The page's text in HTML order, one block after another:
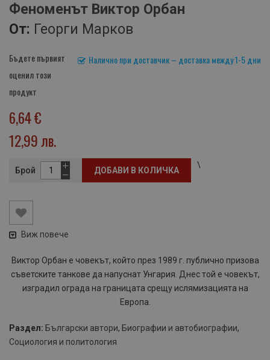
Феноменът Виктор Орбан
От: Георги Марков
Налично при доставчик – доставка между 1-5 дни
Бъдете първият
оценил този
продукт
6,64 €
12,99 лв.
Брой ДОБАВИ В КОЛИЧКА
\
Виж повече
Виктор Орбан е човекът, който през 1989 г. публично призова
съветските танкове да напуснат Унгария. Днес той е човекът,
изградил ограда на границата срещу ислямизацията на
Европа.
Раздел: Български автори, Биографии и автобиографии,
Социология и политология